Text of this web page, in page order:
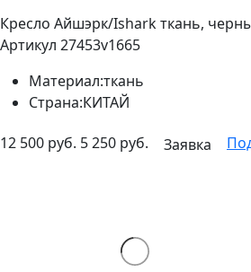
Кресло Айшэрк/Ishark ткань,
Артикул 27453v1665
Материал:ткань
Страна:КИТАЙ
12 500 руб. 5 250 руб. Заявка